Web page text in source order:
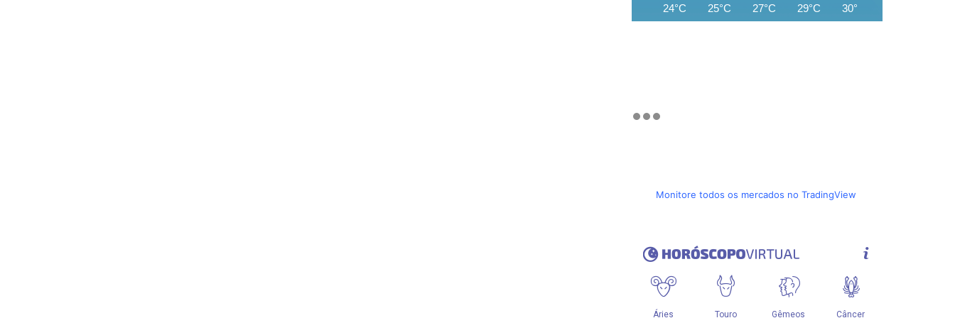
24°C 25°C 27°C 29°C 30°C
Monitore todos os mercados no TradingView